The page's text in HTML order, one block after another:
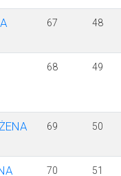
67 48
68 49
69 50
70 51